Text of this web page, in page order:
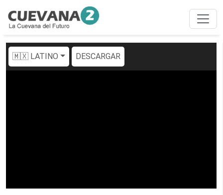
🇲🇽 LATINO DESCARGAR